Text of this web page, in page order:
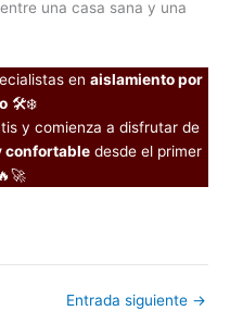
una casa sana y una
en aislamiento por
🛠️❄️
y comienza a disfrutar de
confortable desde el primer
Entrada siguiente →